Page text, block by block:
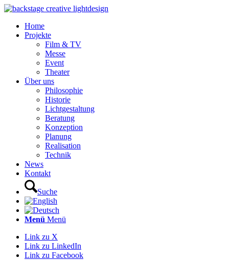
Home
Projekte
Film & TV
Messe
Event
Theater
Über uns
Philosophie
Historie
Lichtgestaltung
Beratung
Konzeption
Planung
Realisation
Technik
News
Kontakt
Suche
Menü Menü
Link zu X
Link zu LinkedIn
Link zu Facebook